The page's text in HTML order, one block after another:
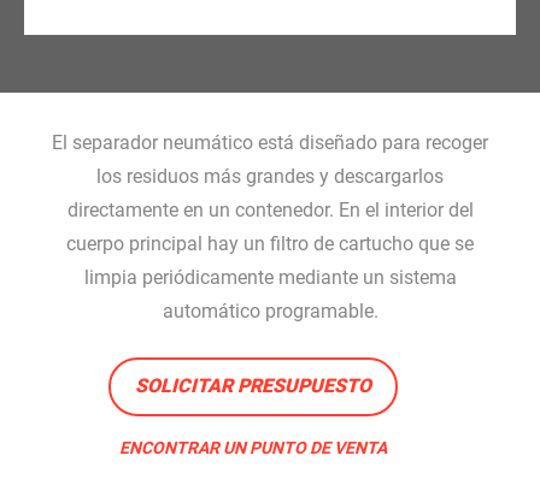
El separador neumático está diseñado para recoger
los residuos más grandes y descargarlos
directamente en un contenedor. En el interior del
cuerpo principal hay un filtro de cartucho que se
limpia periódicamente mediante un sistema
automático programable.
SOLICITAR PRESUPUESTO
ENCONTRAR UN PUNTO DE VENTA